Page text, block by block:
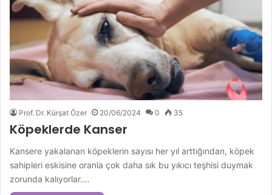
Prof. Dr. Kürşat Özer 20/06/2024 0 35
Köpeklerde Kanser
Kansere yakalanan köpeklerin sayısı her yıl arttığından, köpek
sahipleri eskisine oranla çok daha sık bu yıkıcı teşhisi duymak
zorunda kalıyorlar.…